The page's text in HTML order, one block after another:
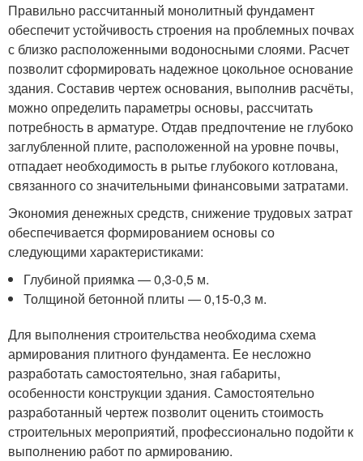
Правильно рассчитанный монолитный фундамент
обеспечит устойчивость строения на проблемных почвах
с близко расположенными водоносными слоями. Расчет
позволит сформировать надежное цокольное основание
здания. Составив чертеж основания, выполнив расчёты,
можно определить параметры основы, рассчитать
потребность в арматуре. Отдав предпочтение не глубоко
заглубленной плите, расположенной на уровне почвы,
отпадает необходимость в рытье глубокого котлована,
связанного со значительными финансовыми затратами.
Экономия денежных средств, снижение трудовых затрат
обеспечивается формированием основы со
следующими характеристиками:
Глубиной приямка — 0,3-0,5 м.
Толщиной бетонной плиты — 0,15-0,3 м.
Для выполнения строительства необходима схема
армирования плитного фундамента. Ее несложно
разработать самостоятельно, зная габариты,
особенности конструкции здания. Самостоятельно
разработанный чертеж позволит оценить стоимость
строительных мероприятий, профессионально подойти к
выполнению работ по армированию.